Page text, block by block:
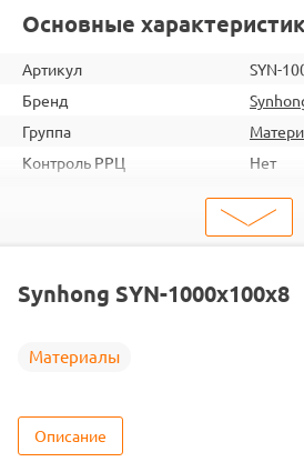
Основные
Артикул
SYN-
Бренд
Группа
Контроль РРЦ
Нет
Synhong SYN-1000x100x8
Материалы
Описание